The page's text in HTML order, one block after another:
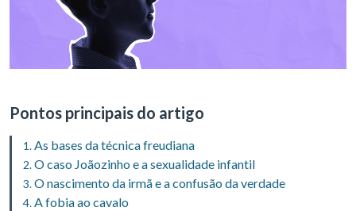
Pontos principais do artigo
As bases da técnica freudiana
O caso Joãozinho e a sexualidade infantil
O nascimento da irmã e a confusão da verdade
A fobia ao cavalo